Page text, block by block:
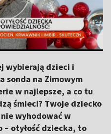
wybierają dzieci i
sonda na Zimowym
w najlepsze, a co tu
śmieci? Twoje dziecko
wyhodować w
– otyłość dziecka, to